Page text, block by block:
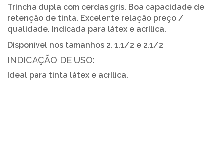
Trincha dupla com cerdas gris. Boa capacidade de
retenção de tinta. Excelente relação preço /
qualidade. Indicada para látex e acrílica.
Disponível nos tamanhos 2, 1.1/2 e 2.1/2
INDICAÇÃO DE USO:
Ideal para tinta látex e acrílica.